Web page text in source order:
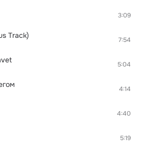
3:09
Track) 7:54
5:04
4:14
4:40
5:19